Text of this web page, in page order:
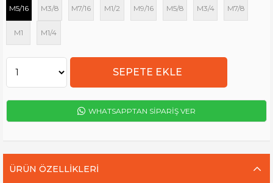
M5/16 M3/8 M7/16 M1/2 M9/16 M5/8 M3/4 M7/8
M1 M1/4
WHATSAPPTAN SİPARİŞ VER
ÜRÜN ÖZELLIKLERI